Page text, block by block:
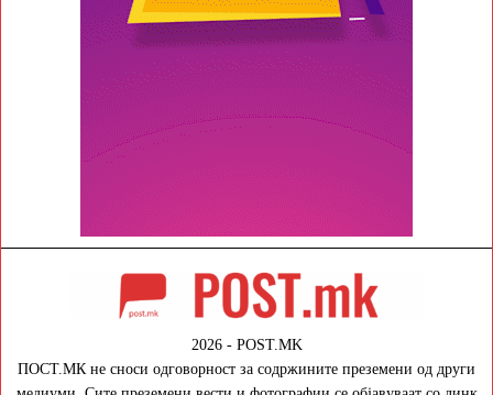
2026 - POST.MK
ПОСТ.МК не сноси одговорност за содржините преземени од други